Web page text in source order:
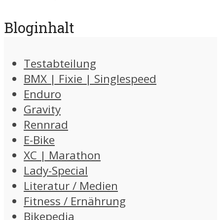
Bloginhalt
Testabteilung
BMX | Fixie | Singlespeed
Enduro
Gravity
Rennrad
E-Bike
XC | Marathon
Lady-Special
Literatur / Medien
Fitness / Ernährung
Bikepedia